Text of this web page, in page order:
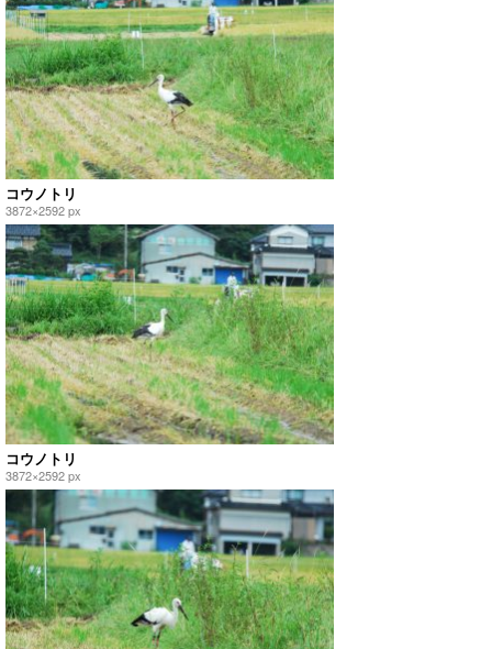
コウノトリ
3872×2592 px
コウノトリ
3872×2592 px